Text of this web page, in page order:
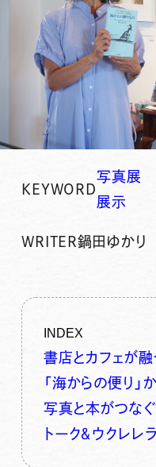
KEYWORD
写真展
展示
WRITER鍋田ゆかり
INDEX
書店とカフェが
「海からの便り
写真と本がつな
トーク＆ウクレレ